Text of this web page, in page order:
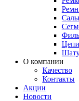
О компании
Качество
Контакты
Акции
Новости